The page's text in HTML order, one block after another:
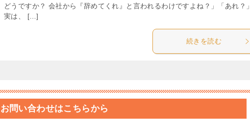
どうですか？ 会社から『辞めてくれ』と言われるわけですよね？」「あれ？」
実は、 […]
続きを読む
お問い合わせはこちらから